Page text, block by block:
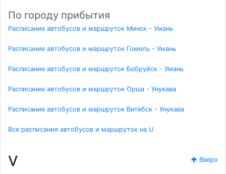
По городу прибытия
Расписание автобусов и маршруток Минск - Умань
Расписание автобусов и маршруток Гомель - Умань
Расписание автобусов и маршруток Бобруйск - Умань
Расписание автобусов и маршруток Орша - Унукава
Расписание автобусов и маршруток Витебск - Унукава
Все расписания автобусов и маршруток на U
V Вверх